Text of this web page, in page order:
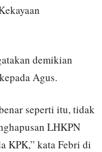
demikian
Agus.
seperti itu, tidak
LHKPN
KPK,” kata Febri di